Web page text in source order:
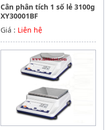
Cân phân tích 1 số lẻ 3100g
XY30001BF
Giá : Liên hệ